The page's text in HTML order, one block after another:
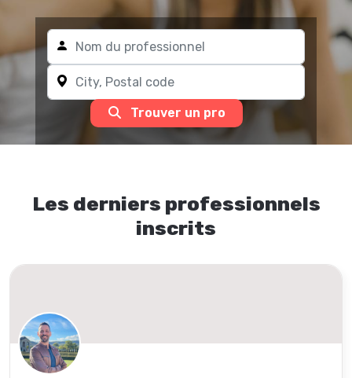
Trouver un pro
Les derniers professionnels
inscrits